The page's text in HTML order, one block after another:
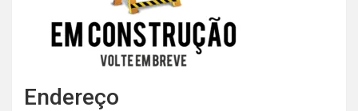
Endereço